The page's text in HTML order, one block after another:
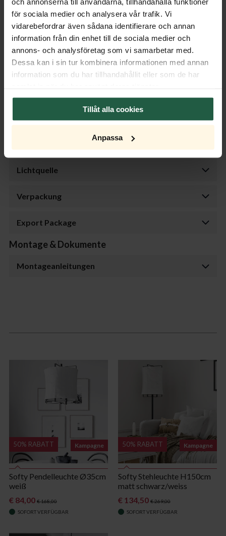
för sociala medier och analysera vår trafik. Vi
vidarebefordrar även sådana identifierare och annan
information från din enhet till de sociala medier och
annons- och analysföretag som vi samarbetar med.
Dessa kan i sin tur kombinera informationen med annan
information som du har tillhandahållit eller som de har
Tillåt alla cookies
Anpassa
Features
Größe
Kabel
Lichtquelle
Verpackung
Export Package
Montage & Dokumente
Montageanleitungen
50% RABATT
Softy Pendelleuchte Ø35cm
weiß
Kampagne
€ 84,00 € 168,00
SOFORT VERFÜGBAR
50% RABATT
Softy Stehleuchte H150cm
matt schwarz/weiss
Kampagne
€ 134,50 € 269,00
SOFORT VERFÜGBAR